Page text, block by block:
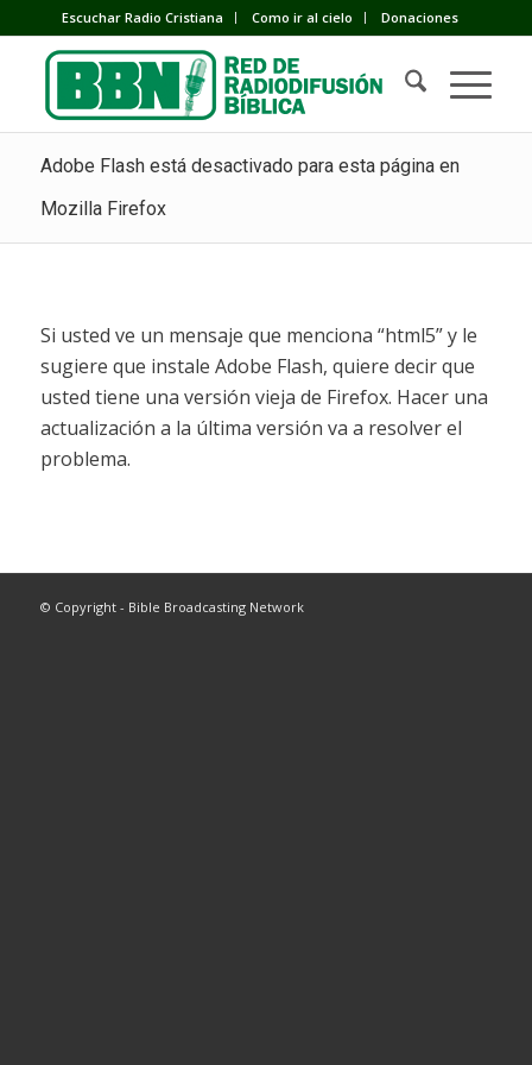
Escuchar Radio Cristiana Como ir al cielo Donaciones
Adobe Flash está desactivado para esta página en
Mozilla Firefox
Si usted ve un mensaje que menciona “html5” y le
sugiere que instale Adobe Flash, quiere decir que
usted tiene una versión vieja de Firefox. Hacer una
actualización a la última versión va a resolver el
problema.
© Copyright - Bible Broadcasting Network